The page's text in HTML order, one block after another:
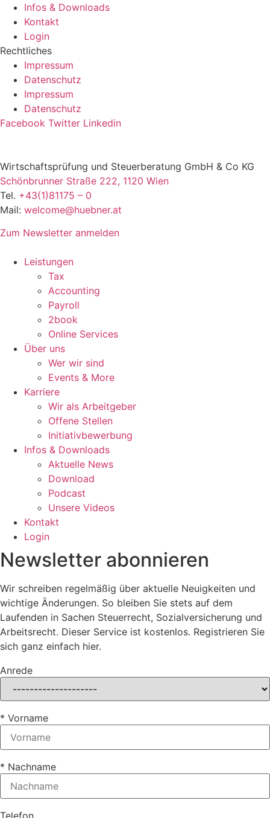
Infos & Downloads
Kontakt
Login
Rechtliches
Impressum
Datenschutz
Impressum
Datenschutz
Facebook Twitter Linkedin
Wirtschaftsprüfung und Steuerberatung GmbH & Co KG
Schönbrunner Straße 222, 1120 Wien
Tel. +43(1)81175 – 0
Mail: welcome@huebner.at
Zum Newsletter anmelden
Leistungen
Tax
Accounting
Payroll
2book
Online Services
Über uns
Wer wir sind
Events & More
Karriere
Wir als Arbeitgeber
Offene Stellen
Initiativbewerbung
Infos & Downloads
Aktuelle News
Download
Podcast
Unsere Videos
Kontakt
Login
Newsletter abonnieren
Wir schreiben regelmäßig über aktuelle Neuigkeiten und
wichtige Änderungen. So bleiben Sie stets auf dem
Laufenden in Sachen Steuerrecht, Sozialversicherung und
Arbeitsrecht. Dieser Service ist kostenlos. Registrieren Sie
sich ganz einfach hier.
Anrede
* Vorname
* Nachname